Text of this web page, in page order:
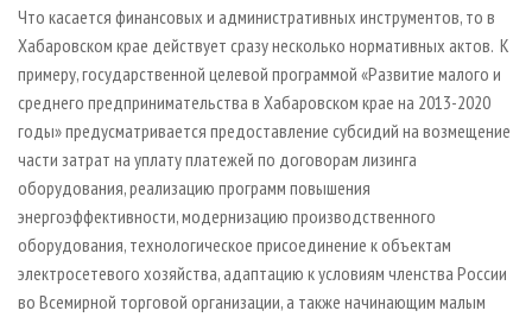
Что касается финансовых и административных инструментов, то в
Хабаровском крае действует сразу несколько нормативных актов. К
примеру, государственной целевой программой «Развитие малого и
среднего предпринимательства в Хабаровском крае на 2013-2020
годы» предусматривается предоставление субсидий на возмещение
части затрат на уплату платежей по договорам лизинга
оборудования, реализацию программ повышения
энергоэффективности, модернизацию производственного
оборудования, технологическое присоединение к объектам
электросетевого хозяйства, адаптацию к условиям членства России
во Всемирной торговой организации, а также начинающим малым